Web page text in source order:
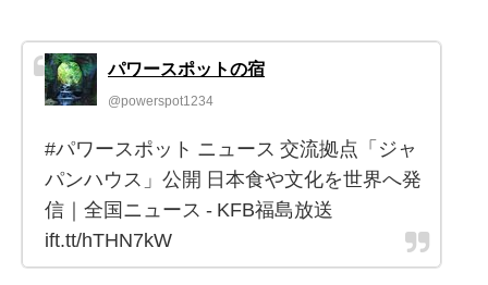
パワースポットの宿
@powerspot1234
#パワースポット ニュース 交流拠点「ジャ
パンハウス」公開 日本食や文化を世界へ発
信｜全国ニュース - KFB福島放送
ift.tt/hTHN7kW